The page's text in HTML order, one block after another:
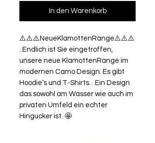
In den Warenkorb
⚠️⚠️⚠️NeueKlamottenRange⚠️⚠️⚠️
. Endlich ist Sie eingetroffen,
unsere neue KlamottenRange im
modernen Camo Design. Es gibt
Hoodie‘s und T-Shirts. . Ein Design
das sowohl am Wasser wie auch im
privaten Umfeld ein echter
Hingucker ist. 🤩